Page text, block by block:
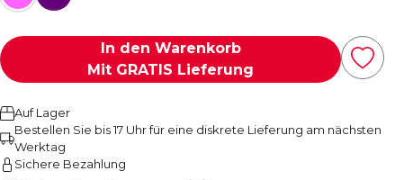
In den Warenkorb
Mit GRATIS Lieferung
Auf Lager
Bestellen Sie bis 17 Uhr für eine diskrete Lieferung am nächsten
Werktag
Sichere Bezahlung